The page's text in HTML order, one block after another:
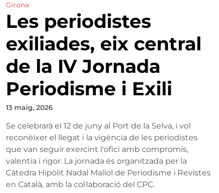
Girona
Les periodistes
exiliades, eix central
de la IV Jornada
Periodisme i Exili
13 maig, 2026
Se celebrarà el 12 de juny al Port de la Selva, i vol
reconèixer el llegat i la vigència de les periodistes
que van seguir exercint l'ofici amb compromís,
valentia i rigor. La jornada és organitzada per la
Càtedra Hipòlit Nadal Mallol de Periodisme i Revistes
en Català, amb la col·laboració del CPC.